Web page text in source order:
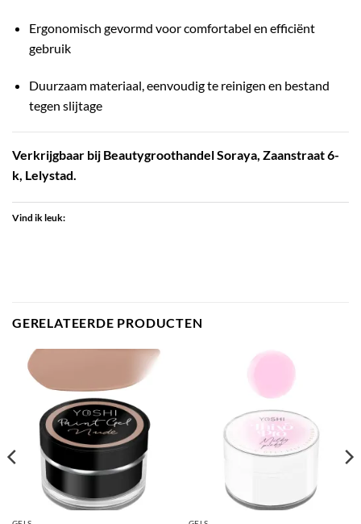
Ergonomisch gevormd voor comfortabel en efficiënt
gebruik
Duurzaam materiaal, eenvoudig te reinigen en bestand
tegen slijtage
Verkrijgbaar bij Beautygroothandel Soraya, Zaanstraat 6-
k, Lelystad.
Vind ik leuk:
GERELATEERDE PRODUCTEN